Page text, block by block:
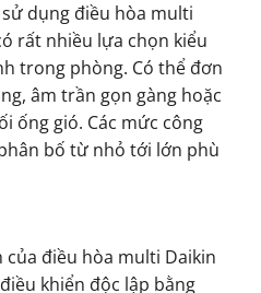
dụng điều hòa multi
rất nhiều lựa chọn kiểu
trong phòng. Có thể đơn
âm trần gọn gàng hoặc
ống gió. Các mức công
bố từ nhỏ tới lớn phù
của điều hòa multi Daikin
khiển độc lập bằng